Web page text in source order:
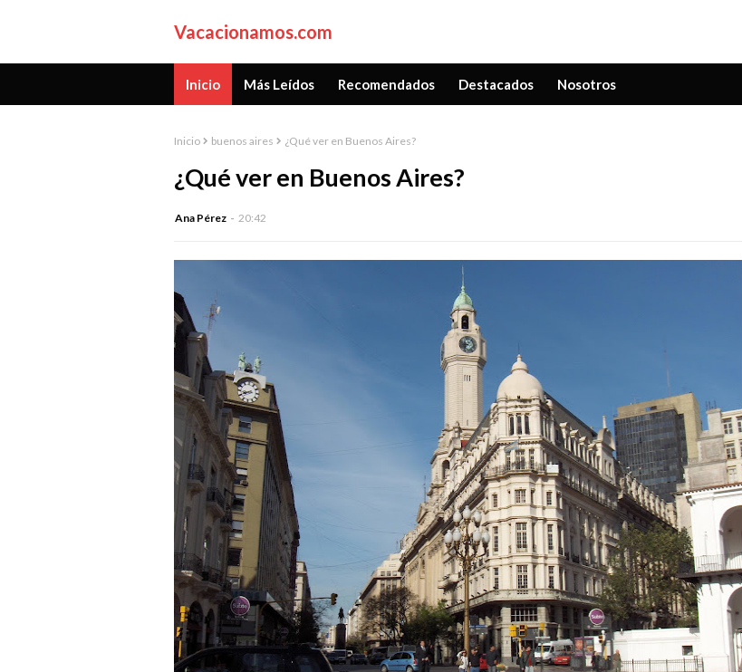
Vacacionamos.com
Inicio Más Leídos Recomendados Destacados Nosotros
Inicio buenos aires ¿Qué ver en Buenos Aires?
¿Qué ver en Buenos Aires?
Ana Pérez 20:42